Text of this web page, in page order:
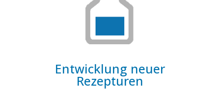
Entwicklung neuer
Rezepturen